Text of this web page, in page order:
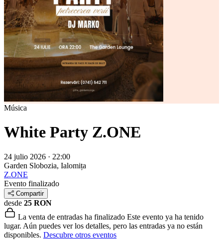
Música
White Party Z.ONE
24 julio 2026 · 22:00
Garden Slobozia, Ialomița
Z.ONE
Evento finalizado
Compartir
desde 25 RON
La venta de entradas ha finalizado Este evento ya ha tenido
lugar. Aún puedes ver los detalles, pero las entradas ya no están
disponibles. Descubre otros eventos